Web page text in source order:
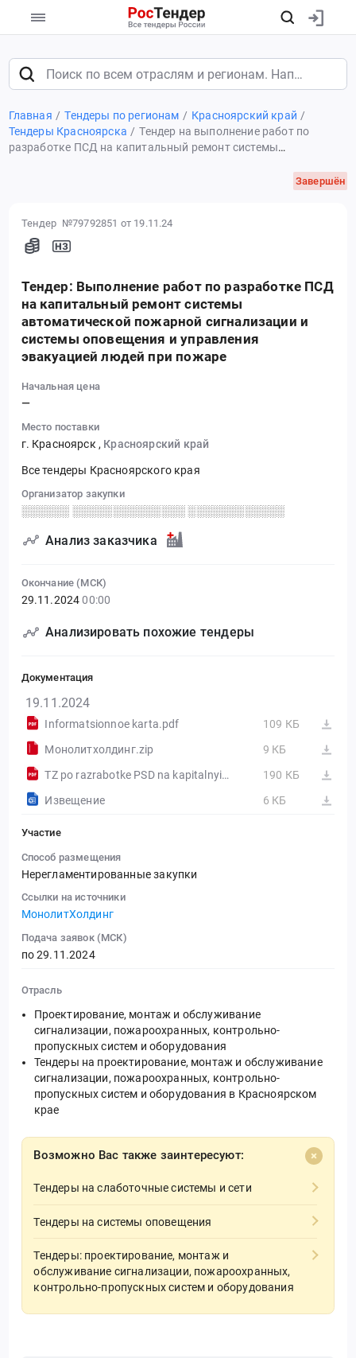
Главная Тендеры по регионам
Красноярский край
Тендеры Красноярска
Тендер на выполнение работ по
разработке ПСД на капитальный ремонт системы
оповещения и управления эвакуацией людей при пожареЗавершён
Тендер №79792851 от 19.11.24
Тендер: Выполнение работ по разработке ПСД
на капитальный ремонт системы
автоматической пожарной сигнализации и
системы оповещения и управления
эвакуацией людей при пожаре
Начальная цена
—
Место поставки
г. Красноярск , Красноярский край
Все тендеры Красноярского края
Организатор закупки
░░░░░░ ░░░░░░░░░░░░░░ ░░░░░░░░░░░░
Анализ заказчика
Окончание (МСК)
29.11.2024 00:00
Анализировать похожие тендеры
Документация
19.11.2024
Informatsionnoe karta.pdf
109 КБ
Монолитхолдинг.zip
9 КБ
TZ po razrabotke PSD na kapitalnyi remont sistem avtomaticheskoi pozharnoi signalizatsii.pdf
190 КБ
Извещение
6 КБ
Участие
Способ размещения
Нерегламентированные закупки
Ссылки на источники
МонолитХолдинг
Подача заявок (МСК)
по 29.11.2024
Отрасль
Проектирование, монтаж и обслуживание
сигнализации, пожароохранных, контрольно-
пропускных систем и оборудования
Тендеры на проектирование, монтаж и обслуживание
сигнализации, пожароохранных, контрольно-
пропускных систем и оборудования в Красноярском
крае
Возможно Вас также заинтересуют:
Тендеры на слаботочные системы и сети
Тендеры на системы оповещения
Тендеры: проектирование, монтаж и
обслуживание сигнализации, пожароохранных,
контрольно-пропускных систем и оборудования